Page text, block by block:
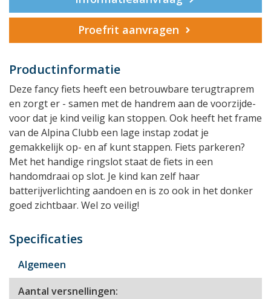
Proefrit aanvragen
Productinformatie
Deze fancy fiets heeft een betrouwbare terugtraprem
en zorgt er - samen met de handrem aan de voorzijde-
voor dat je kind veilig kan stoppen. Ook heeft het frame
van de Alpina Clubb een lage instap zodat je
gemakkelijk op- en af kunt stappen. Fiets parkeren?
Met het handige ringslot staat de fiets in een
handomdraai op slot. Je kind kan zelf haar
batterijverlichting aandoen en is zo ook in het donker
goed zichtbaar. Wel zo veilig!
Specificaties
Algemeen
Aantal versnellingen: